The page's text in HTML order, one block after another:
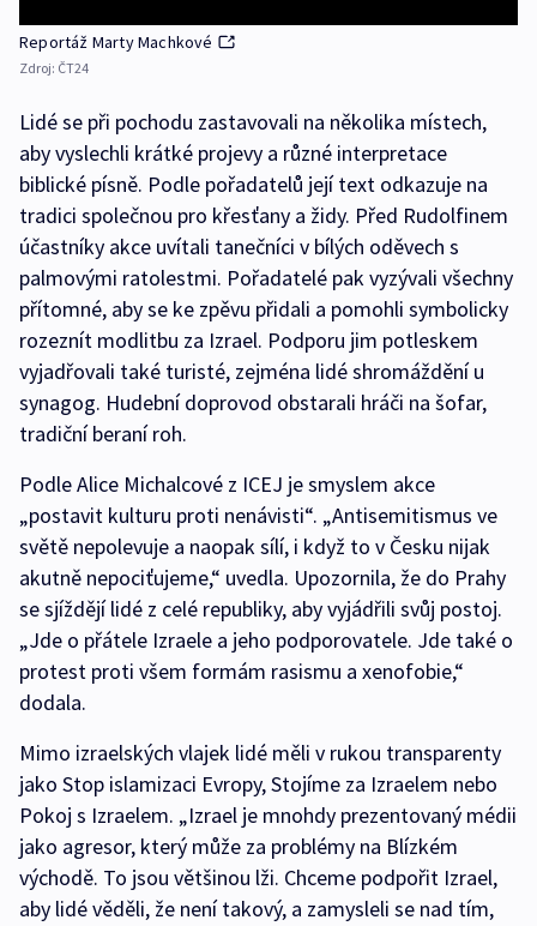
Reportáž Marty Machkové
Zdroj: ČT24
Lidé se při pochodu zastavovali na několika místech,
aby vyslechli krátké projevy a různé interpretace
biblické písně. Podle pořadatelů její text odkazuje na
tradici společnou pro křesťany a židy. Před Rudolfinem
účastníky akce uvítali tanečníci v bílých oděvech s
palmovými ratolestmi. Pořadatelé pak vyzývali všechny
přítomné, aby se ke zpěvu přidali a pomohli symbolicky
rozeznít modlitbu za Izrael. Podporu jim potleskem
vyjadřovali také turisté, zejména lidé shromáždění u
synagog. Hudební doprovod obstarali hráči na šofar,
tradiční beraní roh.
Podle Alice Michalcové z ICEJ je smyslem akce
„postavit kulturu proti nenávisti“. „Antisemitismus ve
světě nepolevuje a naopak sílí, i když to v Česku nijak
akutně nepociťujeme,“ uvedla. Upozornila, že do Prahy
se sjíždějí lidé z celé republiky, aby vyjádřili svůj postoj.
„Jde o přátele Izraele a jeho podporovatele. Jde také o
protest proti všem formám rasismu a xenofobie,“
dodala.
Mimo izraelských vlajek lidé měli v rukou transparenty
jako Stop islamizaci Evropy, Stojíme za Izraelem nebo
Pokoj s Izraelem. „Izrael je mnohdy prezentovaný médii
jako agresor, který může za problémy na Blízkém
východě. To jsou většinou lži. Chceme podpořit Izrael,
aby lidé věděli, že není takový, a zamysleli se nad tím,